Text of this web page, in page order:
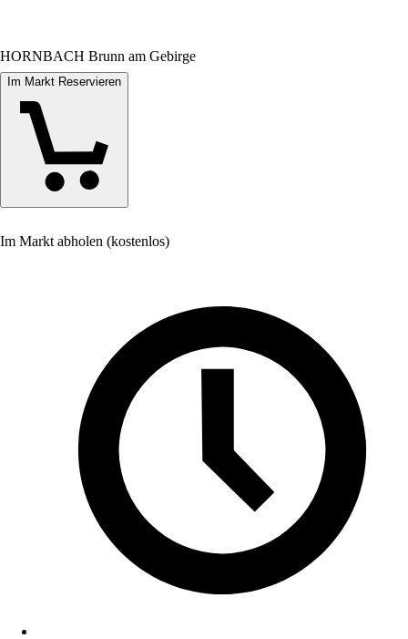
HORNBACH Brunn am Gebirge
Im Markt Reservieren
Im Markt abholen (kostenlos)